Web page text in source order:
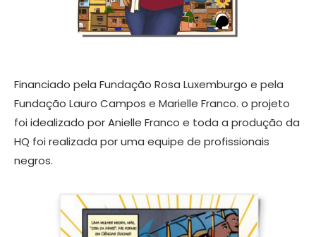
Financiado pela Fundação Rosa Luxemburgo e pela
Fundação Lauro Campos e Marielle Franco. o projeto
foi idealizado por Anielle Franco e toda a produção da
HQ foi realizada por uma equipe de profissionais
negros.